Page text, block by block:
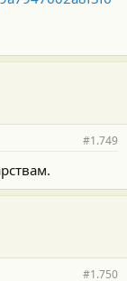
#1.749
#1.750